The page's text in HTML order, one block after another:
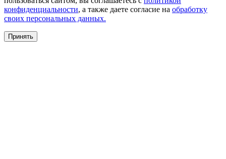
конфиденциальности, а также даете согласие на обработку
своих персональных данных.
Принять